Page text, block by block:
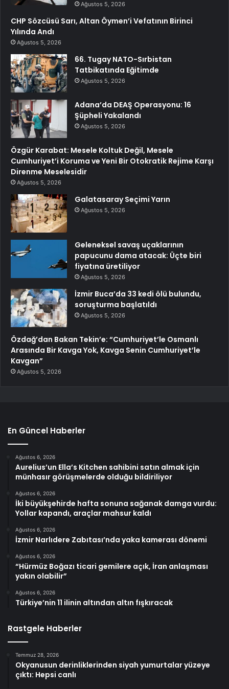
Ağustos 5, 2026
CHP Sözcüsü Sarı, Altan Öymen’i Vefatının Birinci
Yılında Andı
Ağustos 5, 2026
66. Tugay NATO-Sırbistan
Tatbikatında Eğitimde
Ağustos 5, 2026
Adana’da DEAŞ Operasyonu: 16
Şüpheli Yakalandı
Ağustos 5, 2026
Özgür Karabat: Mesele Koltuk Değil, Mesele
Cumhuriyet’i Koruma ve Yeni Bir Otokratik Rejime Karşı
Direnme Meselesidir
Ağustos 5, 2026
Galatasaray Seçimi Yarın
Ağustos 5, 2026
Geleneksel savaş uçaklarının
papucunu dama atacak: Üçte biri
fiyatına üretiliyor
Ağustos 5, 2026
İzmir Buca’da 33 kedi ölü bulundu,
soruşturma başlatıldı
Ağustos 5, 2026
Özdağ’dan Bakan Tekin’e: “Cumhuriyet’le Osmanlı
Arasında Bir Kavga Yok, Kavga Senin Cumhuriyet’le
Kavgan”
Ağustos 5, 2026
En Güncel Haberler
Ağustos 6, 2026
Aurelius’un Ella’s Kitchen sahibini satın almak için
münhasır görüşmelerde olduğu bildiriliyor
Ağustos 6, 2026
İki büyükşehirde hafta sonuna sağanak damga vurdu:
Yollar kapandı, araçlar mahsur kaldı
Ağustos 6, 2026
İzmir Narlıdere Zabıtası’nda yaka kamerası dönemi
Ağustos 6, 2026
“Hürmüz Boğazı ticari gemilere açık, İran anlaşması
yakın olabilir”
Ağustos 6, 2026
Türkiye’nin 11 ilinin altından altın fışkıracak
Rastgele Haberler
Temmuz 28, 2026
Okyanusun derinliklerinden siyah yumurtalar yüzeye
çıktı: Hepsi canlı